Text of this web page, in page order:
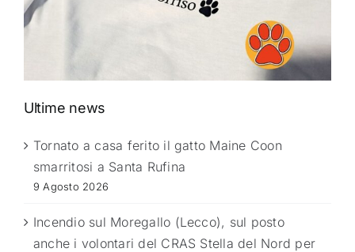
Ultime news
Tornato a casa ferito il gatto Maine Coon
smarritosi a Santa Rufina
9 Agosto 2026
Incendio sul Moregallo (Lecco), sul posto
anche i volontari del CRAS Stella del Nord per